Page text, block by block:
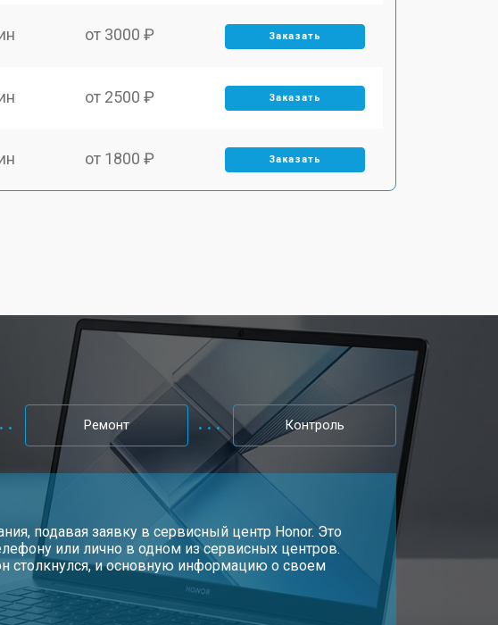
от 3000 ₽ Заказать
от 2500 ₽ Заказать
от 1800 ₽ Заказать
Заказать
от 950 ₽ Заказать
от 2300 ₽
от 3300 ₽ Заказать
от 3800 ₽ Заказать
Ремонт Контроль
подавая заявку в сервисный центр Honor. Это
или лично в одном из сервисных центров.
столкнулся, и основную информацию о своем